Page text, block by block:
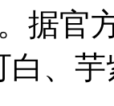
据官
白、芋